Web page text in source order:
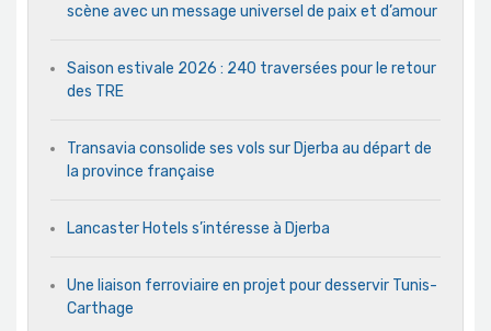
scène avec un message universel de paix et d’amour
Saison estivale 2026 : 240 traversées pour le retour
des TRE
Transavia consolide ses vols sur Djerba au départ de
la province française
Lancaster Hotels s’intéresse à Djerba
Une liaison ferroviaire en projet pour desservir Tunis-
Carthage